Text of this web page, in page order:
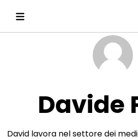
Davide
David lavora nel settore dei